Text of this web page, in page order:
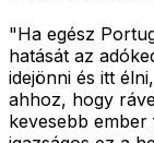
"Ha egész
hatását az
idejönni és itt
ahhoz, hogy
kevesebb